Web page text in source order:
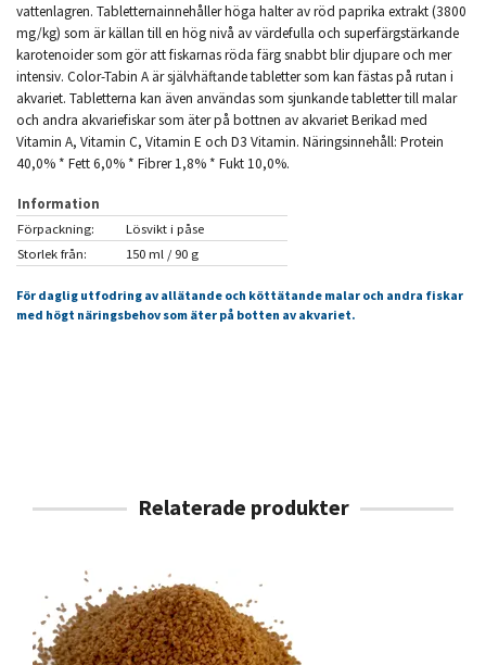
vattenlagren. Tabletternainnehåller höga halter av röd paprika extrakt (3800
mg/kg) som är källan till en hög nivå av värdefulla och superfärgstärkande
karotenoider som gör att fiskarnas röda färg snabbt blir djupare och mer
intensiv. Color-Tabin A är självhäftande tabletter som kan fästas på rutan i
akvariet. Tabletterna kan även användas som sjunkande tabletter till malar
och andra akvariefiskar som äter på bottnen av akvariet Berikad med
Vitamin A, Vitamin C, Vitamin E och D3 Vitamin. Näringsinnehåll: Protein
40,0% * Fett 6,0% * Fibrer 1,8% * Fukt 10,0%.
Information
Förpackning:
Lösvikt i påse
Storlek från:
150 ml / 90 g
För daglig utfodring av allätande och köttätande malar och andra fiskar
med högt näringsbehov som äter på botten av akvariet.